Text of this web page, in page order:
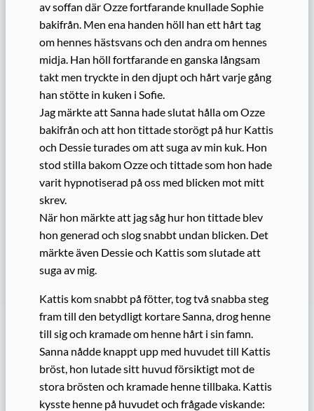
av soffan där Ozze fortfarande knullade Sophie
bakifrån. Men ena handen höll han ett hårt tag
om hennes hästsvans och den andra om hennes
midja. Han höll fortfarande en ganska långsam
takt men tryckte in den djupt och hårt varje gång
han stötte in kuken i Sofie.
Jag märkte att Sanna hade slutat hålla om Ozze
bakifrån och att hon tittade storögt på hur Kattis
och Dessie turades om att suga av min kuk. Hon
stod stilla bakom Ozze och tittade som hon hade
varit hypnotiserad på oss med blicken mot mitt
skrev.
När hon märkte att jag såg hur hon tittade blev
hon generad och slog snabbt undan blicken. Det
märkte även Dessie och Kattis som slutade att
suga av mig.
Kattis kom snabbt på fötter, tog två snabba steg
fram till den betydligt kortare Sanna, drog henne
till sig och kramade om henne hårt i sin famn.
Sanna nådde knappt upp med huvudet till Kattis
bröst, hon lutade sitt huvud försiktigt mot de
stora brösten och kramade henne tillbaka. Kattis
kysste henne på huvudet och frågade viskande: